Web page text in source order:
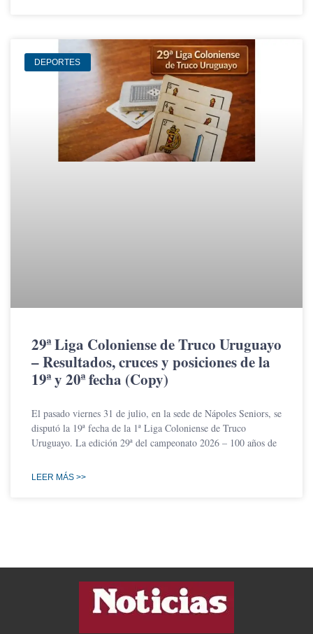
DEPORTES
29ª Liga Coloniense de Truco Uruguayo
– Resultados, cruces y posiciones de la
19ª y 20ª fecha (Copy)
El pasado viernes 31 de julio, en la sede de Nápoles Seniors, se
disputó la 19ª fecha de la 1ª Liga Coloniense de Truco
Uruguayo. La edición 29ª del campeonato 2026 – 100 años de
LEER MÁS >>